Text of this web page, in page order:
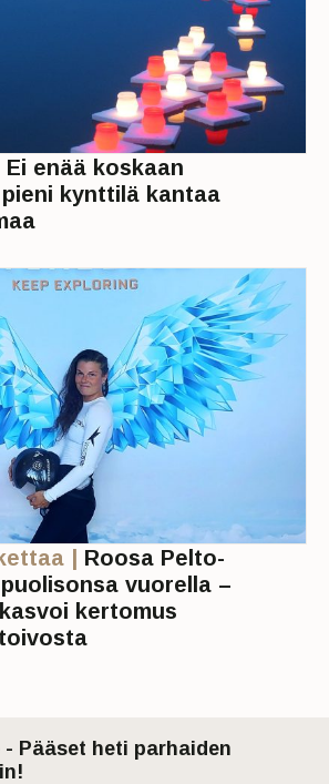
Ei enää koskaan
kynttilä kantaa
| Roosa Pelto-
vuorella –
kertomus
Pääset heti parhaiden